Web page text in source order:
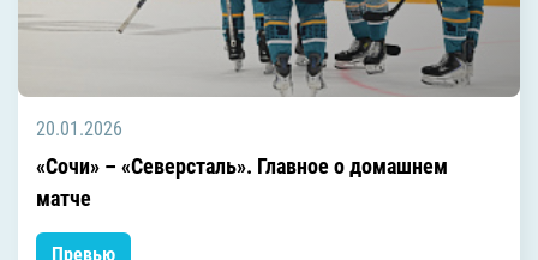
20.01.2026
«Сочи» – «Северсталь». Главное о домашнем
матче
Превью